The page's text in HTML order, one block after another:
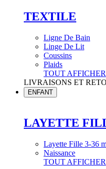
TEXTILE
Ligne De Bain
Linge De Lit
Coussins
Plaids
TOUT AFFICHER
LIVRAISONS ET
ENFANT
LAYETTE
Layette Fille 3-36
Naissance
TOUT AFFICHER